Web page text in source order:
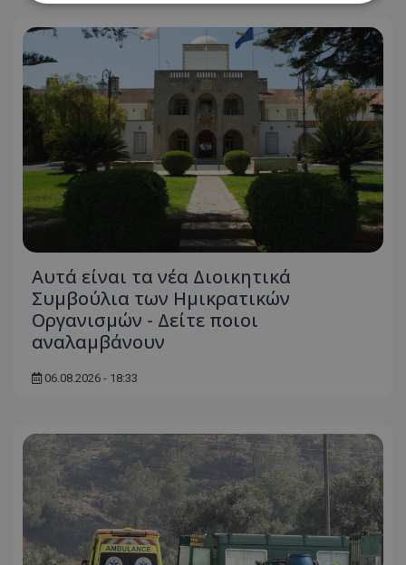
Αυτά είναι τα νέα Διοικητικά
Συμβούλια των Ημικρατικών
Οργανισμών - Δείτε ποιοι
αναλαμβάνουν
06.08.2026 - 18:33
Απολύτως απαραίτητα
Απόδοσης
Στόχευσης
Λειτουργικότητας
Μη ταξινομημένα
Τα απολύτως απαραίτητα cookies επιτρέπουν
βασικές λειτουργίες του ιστότοπου, όπως τη
σύνδεση χρήστη και τη διαχείριση λογαριασμού.
Ο ιστότοπος δεν μπορεί να χρησιμοποιηθεί σωστά
χωρίς τα απολύτως απαραίτητα cookies.
Ονοματεπώνυμο
Προμηθευτής
.lifenewscy.tothemaonline.com